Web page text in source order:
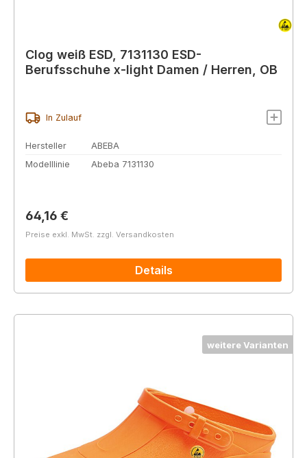
Clog weiß ESD, 7131130 ESD-
Berufsschuhe x-light Damen / Herren, OB
In Zulauf
Hersteller
ABEBA
Modelllinie
Abeba 7131130
Regulärer Preis:
64,16 €
Preise exkl. MwSt. zzgl. Versandkosten
Details
weitere Varianten